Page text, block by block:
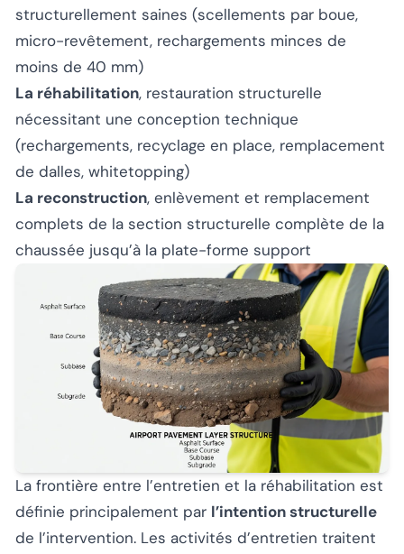
structurellement saines (scellements par boue,
micro-revêtement, rechargements minces de
moins de 40 mm)
La réhabilitation, restauration structurelle
nécessitant une conception technique
(rechargements, recyclage en place, remplacement
de dalles, whitetopping)
La reconstruction, enlèvement et remplacement
complets de la section structurelle complète de la
chaussée jusqu’à la plate-forme support
La frontière entre l’entretien et la réhabilitation est
définie principalement par l’intention structurelle
de l’intervention. Les activités d’entretien traitent